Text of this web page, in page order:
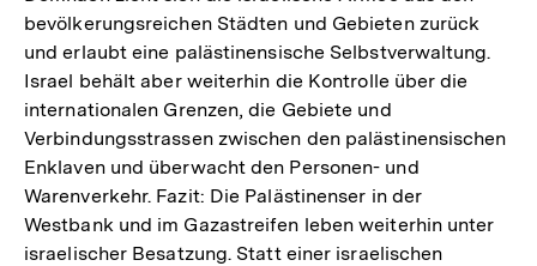
bevölkerungsreichen Städten und Gebieten zurück
und erlaubt eine palästinensische Selbstverwaltung.
Israel behält aber weiterhin die Kontrolle über die
internationalen Grenzen, die Gebiete und
Verbindungsstrassen zwischen den palästinensischen
Enklaven und überwacht den Personen- und
Warenverkehr. Fazit: Die Palästinenser in der
Westbank und im Gazastreifen leben weiterhin unter
israelischer Besatzung. Statt einer israelischen